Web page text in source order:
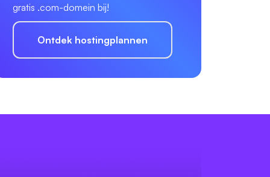
gratis .com-domein bij!
Ontdek hostingplannen